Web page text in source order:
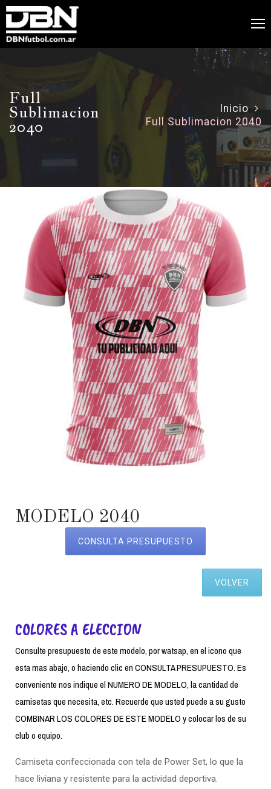
Full
Sublimacion
2040
Inicio
Full Sublimacion 2040
MODELO 2040
CONSULTA PRESUPUESTO
VOLVER
COLORES A ELECCION
Consulte presupuesto de este modelo, por watsap, en el icono que
esta mas abajo, o haciendo clic en CONSULTA PRESUPUESTO. Es
conveniente nos indique el NUMERO DE MODELO, la cantidad de
camisetas que necesita, etc. Recuerde que usted puede a su gusto
COMBINAR LOS COLORES DE ESTE MODELO y colocar los de su
club o equipo.
Camiseta confeccionada con tela de Power Set, lo que la
hace liviana y resistente para la actividad deportiva.